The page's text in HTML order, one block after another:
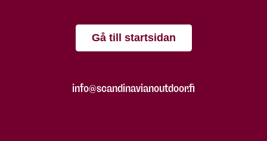
Gå till startsidan
info@scandinavianoutdoor.fi